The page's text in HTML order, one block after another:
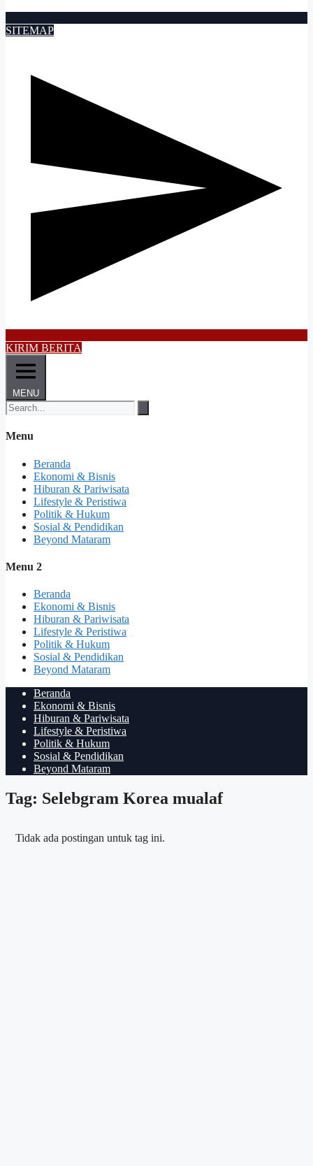
SITEMAP
KIRIM BERITA
MENU
Menu
Beranda
Ekonomi & Bisnis
Hiburan & Pariwisata
Lifestyle & Peristiwa
Politik & Hukum
Sosial & Pendidikan
Beyond Mataram
Menu 2
Beranda
Ekonomi & Bisnis
Hiburan & Pariwisata
Lifestyle & Peristiwa
Politik & Hukum
Sosial & Pendidikan
Beyond Mataram
Beranda
Ekonomi & Bisnis
Hiburan & Pariwisata
Lifestyle & Peristiwa
Politik & Hukum
Sosial & Pendidikan
Beyond Mataram
Tag: Selebgram Korea mualaf
Tidak ada postingan untuk tag ini.